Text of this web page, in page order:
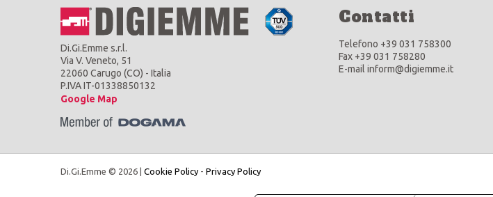
Di.Gi.Emme s.r.l.
Via V. Veneto, 51
22060 Carugo (CO) - Italia
P.IVA IT-01338850132
Google Map
Contatti
Telefono +39 031 758300
Fax +39 031 758280
E-mail inform@digiemme.it
Di.Gi.Emme © 2026 | Cookie Policy - Privacy Policy